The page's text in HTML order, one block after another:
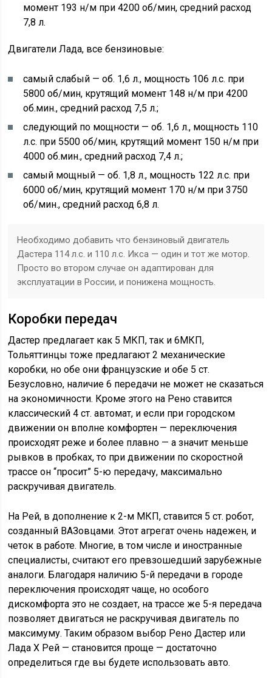
момент 193 н/м при 4200 об/мин, средний расход
7,8 л.
Двигатели Лада, все бензиновые:
самый слабый — об. 1,6 л., мощность 106 л.с. при
5800 об/мин, крутящий момент 148 н/м при 4200
об.мин., средний расход 7,5 л.;
следующий по мощности — об. 1,6 л., мощность 110
л.с. при 5500 об/мин, крутящий момент 150 н/м при
4000 об.мин., средний расход 7,4 л.;
самый мощный — об. 1,8 л., мощность 122 л.с. при
6000 об/мин, крутящий момент 170 н/м при 3750
об/мин., средний расход 6,8 л.
Необходимо добавить что бензиновый двигатель
Дастера 114 л.с. и 110 л.с. Икса — один и тот же мотор.
Просто во втором случае он адаптирован для
эксплуатации в России, и понижена мощность.
Коробки передач
Дастер предлагает как 5 МКП, так и 6МКП,
Тольяттинцы тоже предлагают 2 механические
коробки, но обе они французские и обе 5 ст.
Безусловно, наличие 6 передачи не может не сказаться
на экономичности. Кроме этого на Рено ставится
классический 4 ст. автомат, и если при городском
движении он вполне комфортен — переключения
происходят реже и более плавно — а значит меньше
рывков в пробках, то при движении по скоростной
трассе он “просит” 5-ю передачу, максимально
раскручивая двигатель.
На Рей, в дополнение к 2-м МКП, ставится 5 ст. робот,
созданный ВАЗовцами. Этот агрегат очень надежен, и
четок в работе. Многие, в том числе и иностранные
специалисты, считают его превзошедший зарубежные
аналоги. Благодаря наличию 5-й передачи в городе
переключения происходят чаще, но особого
дискомфорта это не создает, на трассе же 5-я передача
позволяет двигаться не раскручивая двигатель по
максимуму. Таким образом выбор Рено Дастер или
Лада Х Рей — становится проще — достаточно
определиться где вы будете использовать авто.